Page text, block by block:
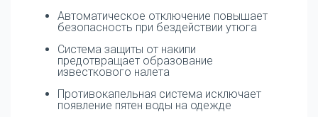
Автоматическое отключение повышает
безопасность при бездействии утюга
Система защиты от накипи
предотвращает образование
известкового налета
Противокапельная система исключает
появление пятен воды на одежде